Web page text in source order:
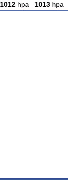
1012 hpa 1013 hpa